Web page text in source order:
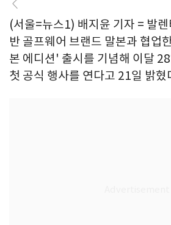
(서울=뉴스1) 배지윤 기자 = 발렌
반 골프웨어 브랜드 말본과 협업
본 에디션' 출시를 기념해 이달
첫 공식 행사를 연다고 21일 밝혔